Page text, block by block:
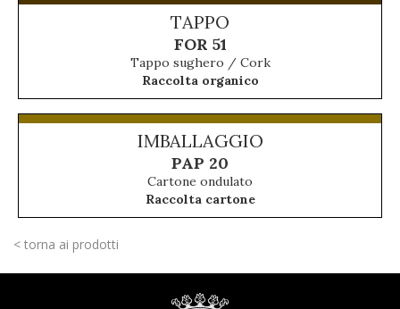
TAPPO
FOR 51
Tappo sughero / Cork
Raccolta organico
IMBALLAGGIO
PAP 20
Cartone ondulato
Raccolta cartone
< torna ai prodotti